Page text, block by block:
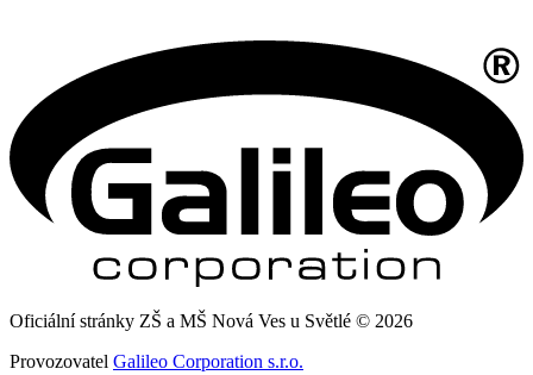
Oficiální stránky ZŠ a MŠ Nová Ves u Světlé © 2026
Provozovatel Galileo Corporation s.r.o.